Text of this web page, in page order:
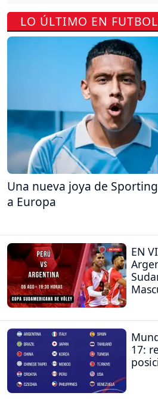
LO ÚLTIMO EN
Una nueva joya de
a Europa
EN
17: